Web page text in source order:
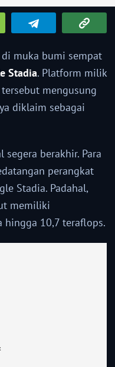
di muka bumi sempat
Stadia. Platform milik
mengusung
diklaim sebagai
berakhir. Para
perangkat
Stadia. Padahal,
memiliki
hingga 10,7 teraflops.